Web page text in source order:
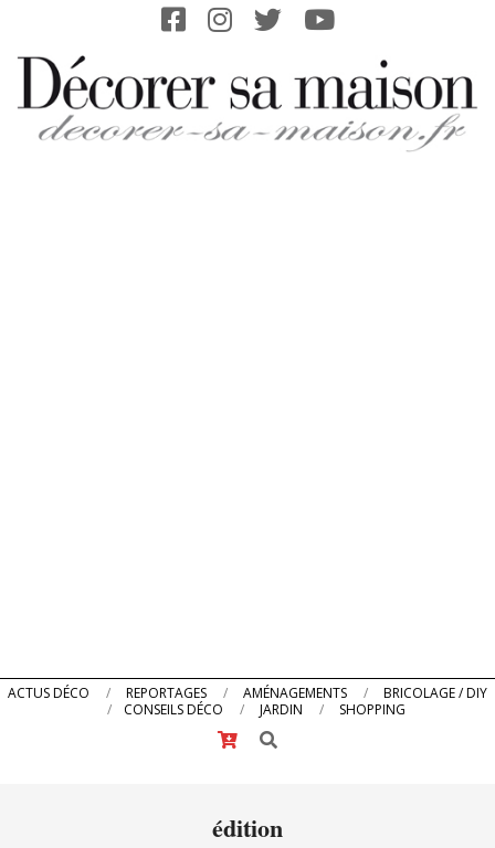
content
Primary
ACTUS DÉCO REPORTAGES AMÉNAGEMENTS
BRICOLAGE / DIY
CONSEILS DÉCO
JARDIN
SHOPPING
Search
édition